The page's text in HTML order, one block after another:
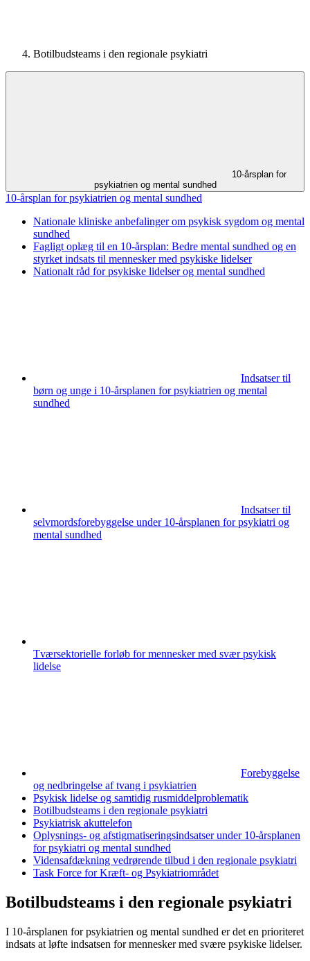
Botilbudsteams i den regionale psykiatri
10-årsplan for
psykiatrien og mental sundhed
10-årsplan for psykiatrien og mental sundhed
Nationale kliniske anbefalinger om psykisk sygdom og mental
sundhed
Fagligt oplæg til en 10-årsplan: Bedre mental sundhed og en
styrket indsats til mennesker med psykiske lidelser
Nationalt råd for psykiske lidelser og mental sundhed
Indsatser til
børn og unge i 10-årsplanen for psykiatrien og mental
sundhed
Indsatser til
selvmordsforebyggelse under 10-årsplanen for psykiatri og
mental sundhed
Tværsektorielle forløb for mennesker med svær psykisk
lidelse
Forebyggelse
og nedbringelse af tvang i psykiatrien
Psykisk lidelse og samtidig rusmiddelproblematik
Botilbudsteams i den regionale psykiatri
Psykiatrisk akuttelefon
Oplysnings- og afstigmatiseringsindsatser under 10-årsplanen
for psykiatri og mental sundhed
Vidensafdækning vedrørende tilbud i den regionale psykiatri
Task Force for Kræft- og Psykiatriområdet
Botilbudsteams i den regionale psykiatri
I 10-årsplanen for psykiatrien og mental sundhed er det en prioriteret
indsats at løfte indsatsen for mennesker med svære psykiske lidelser.